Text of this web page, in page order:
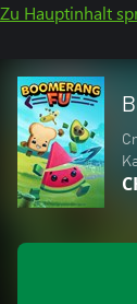
Zu Hauptinhalt